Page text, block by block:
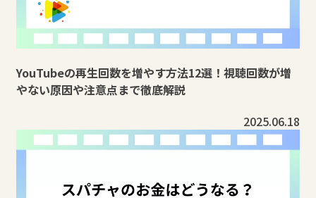
YouTubeの再生回数を増やす方法12選！視聴回数が増
やない原因や注意点まで徹底解説
2025.06.18